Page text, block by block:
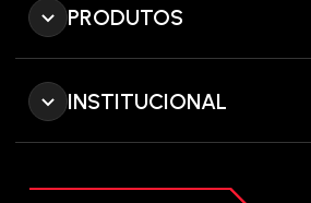
PRODUTOS
INSTITUCIONAL